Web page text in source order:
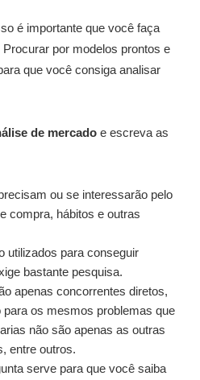
é importante que você faça
por modelos prontos e
que você consiga analisar
de mercado e escreva as
ou se interessarão pelo
compra, hábitos e outras
utilizados para conseguir
bastante pesquisa.
apenas concorrentes diretos,
os mesmos problemas que
não são apenas as outras
entre outros.
serve para que você saiba